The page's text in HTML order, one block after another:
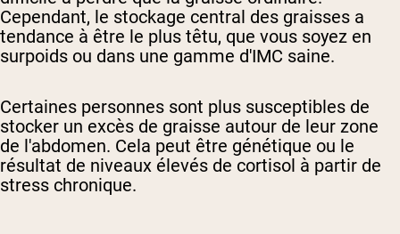
Cependant, le stockage central des graisses a
tendance à être le plus têtu, que vous soyez en
surpoids ou dans une gamme d'IMC saine.
Certaines personnes sont plus susceptibles de
stocker un excès de graisse autour de leur zone
de l'abdomen. Cela peut être génétique ou le
résultat de niveaux élevés de cortisol à partir de
stress chronique.